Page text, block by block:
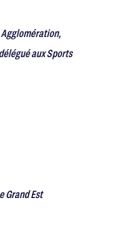
aux Sports
Grand Est